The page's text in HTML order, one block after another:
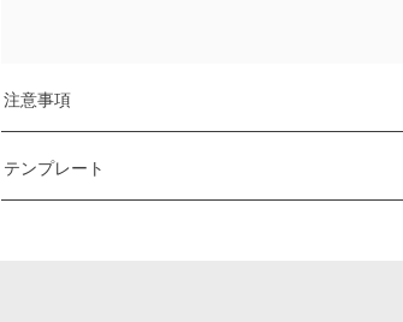
注意事項
ご注文の際の注意事項
必ず下記の内容をご理解の上、ご注文ください。
テンプレート